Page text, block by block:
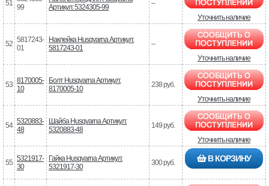
51
99
Артикул: 5324305-99
–
Уточнить наличие
52 5817243-
01
Наклейка Husqvarna Артикул:
5817243-01
–
Уточнить наличие
53 8170005-
10
Болт Husqvarna Артикул:
8170005-10
238 руб.
Уточнить наличие
54 5320883-
48
Шайба Husqvarna Артикул:
5320883-48
149 руб.
Уточнить наличие
55 5321917-
30
Гайка Husqvarna Артикул:
5321917-30
300 руб. В КОРЗИНУ